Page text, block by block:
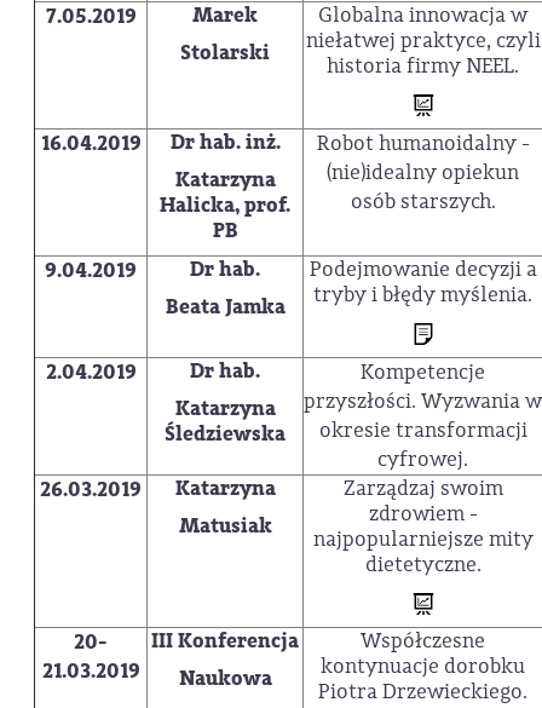
7.05.2019
Marek
Stolarski
Globalna innowacja w
niełatwej praktyce, czyli
historia firmy NEEL.
16.04.2019
Dr hab. inż.
Katarzyna
Halicka, prof.
PB
Robot humanoidalny -
(nie)idealny opiekun
osób starszych.
9.04.2019
Dr hab.
Beata Jamka
Podejmowanie decyzji a
tryby i błędy myślenia.
2.04.2019
Dr hab.
Katarzyna
Śledziewska
Kompetencje
przyszłości. Wyzwania w
okresie transformacji
cyfrowej.
26.03.2019
Katarzyna
Matusiak
Zarządzaj swoim
zdrowiem -
najpopularniejsze mity
dietetyczne.
20-
21.03.2019
III Konferencja
Naukowa
Współczesne
kontynuacje dorobku
Piotra Drzewieckiego.